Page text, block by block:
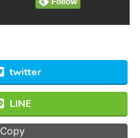
twitter
LINE
Copy